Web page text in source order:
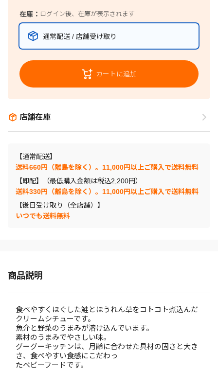
在庫： ログイン後、在庫が表示されます
通常配送 / 店舗受け取り
カートに追加
店舗在庫
【通常配送】
送料660円（離島を除く）。11,000円以上ご購入で送料無料
【即配】（最低購入金額は税込2,200円）
送料330円（離島を除く）。11,000円以上ご購入で送料無料
【後日受け取り（全店舗）】
いつでも送料無料
商品説明
食べやすくほぐした鮭とほうれん草をコトコト煮込んだ
クリームシチューです。
魚介と野菜のうまみが溶け込んでいます。
素材のうまみでやさしい味。
グーグーキッチンは、月齢に合わせた具材の固さと大き
さ、食べやすい食感にこだわっ
たベビーフードです。